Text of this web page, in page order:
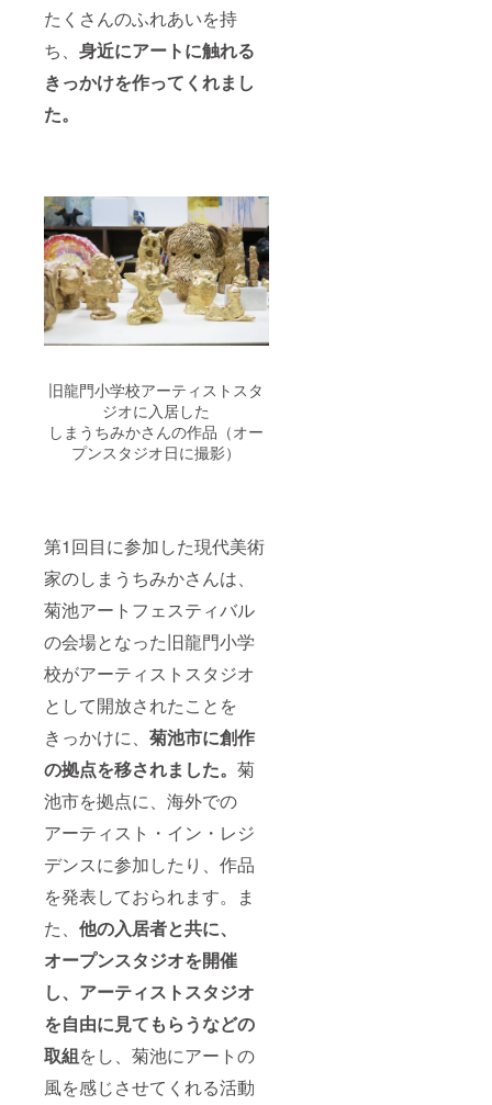
たくさんのふれあいを持
ち、 身近にアートに触れる
きっかけを作ってくれまし
た。
旧龍門小学校アーティストスタ
ジオに入居した
しまうちみかさんの作品（オー
プンスタジオ日に撮影）
第1回目に参加した現代美術
家のしまうちみかさんは、
菊池アートフェスティバル
の会場となった旧龍門小学
校がアーティストスタジオ
として開放されたことを
きっかけに、 菊池市に創作
の拠点を移されました。 菊
池市を拠点に、海外での
アーティスト・イン・レジ
デンスに参加したり、作品
を発表しておられます。ま
た、 他の入居者と共に、
オープンスタジオを開催
し、アーティストスタジオ
を自由に見てもらうなどの
取組をし、菊池にアートの
風を感じさせてくれる活動